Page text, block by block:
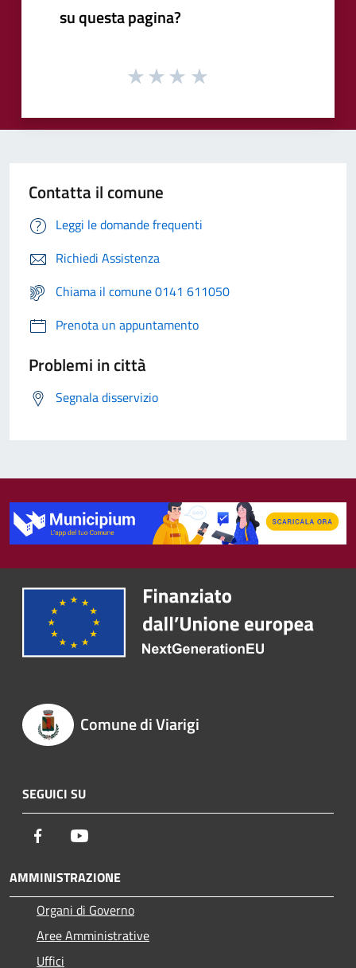
su questa pagina?
Contatta il comune
Leggi le domande frequenti
Richiedi Assistenza
Chiama il comune 0141 611050
Prenota un appuntamento
Problemi in città
Segnala disservizio
Comune di Viarigi
SEGUICI SU
Facebook
AMMINISTRAZIONE
Organi di Governo
Aree Amministrative
Uffici